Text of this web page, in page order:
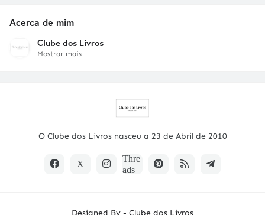
Acerca de mim
Clube dos Livros
Mostrar mais
O Clube dos Livros nasceu a 23 de Abril de 2010
Designed By - Clube dos Livros